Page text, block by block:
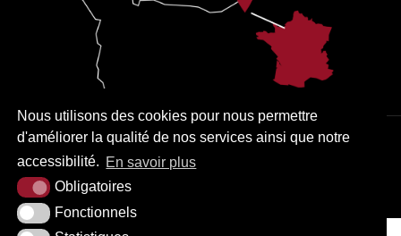
Nous utilisons des cookies pour nous permettre
d'améliorer la qualité de nos services ainsi que notre
accessibilité. En savoir plus
Obligatoires
Fonctionnels
PLAN DU SITE MENTIONS LÉGALES ACCESSIBILITÉ